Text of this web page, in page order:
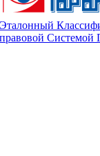
Эталонный
правовой Системой